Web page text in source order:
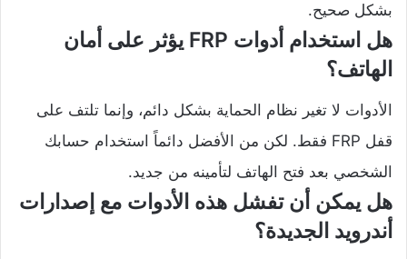
بشكل صحيح.
هل استخدام أدوات FRP يؤثر على أمان
الهاتف؟
الأدوات لا تغير نظام الحماية بشكل دائم، وإنما تلتف على
قفل FRP فقط. لكن من الأفضل دائماً استخدام حسابك
الشخصي بعد فتح الهاتف لتأمينه من جديد.
هل يمكن أن تفشل هذه الأدوات مع إصدارات
أندرويد الجديدة؟